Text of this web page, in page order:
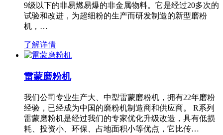
9级以下的非易燃易爆的非金属物料。它是经过20多次的
试验和改进，为超细粉的生产而研发制造的新型磨粉
机，…
了解详情
雷蒙磨粉机
我们公司专业生产大、中型雷蒙磨粉机，拥有22年磨粉
经验，已经成为中国的磨粉机制造商和供应商。 R系列
雷蒙磨粉机是经过我们的专家优化升级改造，具有低损
耗、投资小、环保、占地面积小等优点，它比传…